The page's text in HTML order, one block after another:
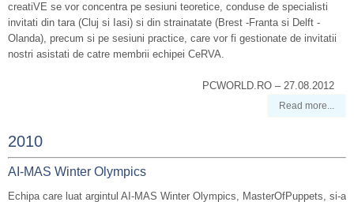
creatiVE se vor concentra pe sesiuni teoretice, conduse de specialisti
invitati din tara (Cluj si Iasi) si din strainatate (Brest -Franta si Delft -
Olanda), precum si pe sesiuni practice, care vor fi gestionate de invitatii
nostri asistati de catre membrii echipei CeRVA.
PCWORLD.RO – 27.08.2012
Read more...
2010
AI-MAS Winter Olympics
Echipa care luat argintul AI-MAS Winter Olympics, MasterOfPuppets, si-a